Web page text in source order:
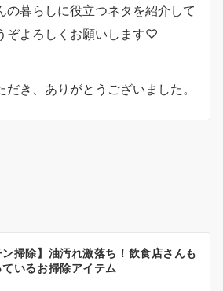
の暮らしに役立つネタを紹介して
ぞよろしくお願いします♡
き、ありがとうございました。
ン掃除】油汚れ激落ち！飲食店さんも
いるお掃除アイテム